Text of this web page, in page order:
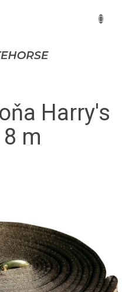
Harry's
m